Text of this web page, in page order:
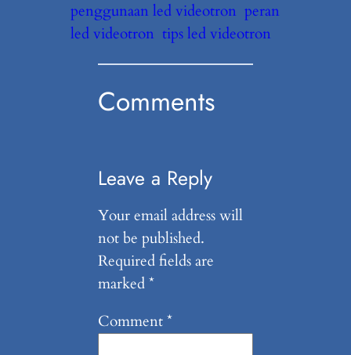
penggunaan led videotron peran
led videotron tips led videotron
Comments
Leave a Reply
Your email address will
not be published.
Required fields are
marked*
Comment*